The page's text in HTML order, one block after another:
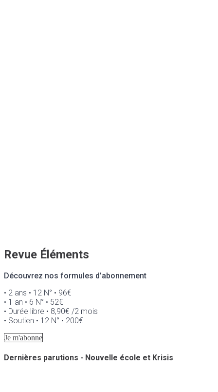
Revue Éléments
Découvrez nos formules d’abonnement
• 2 ans • 12 N° • 96€
• 1 an • 6 N° • 52€
• Durée libre • 8,90€ /2 mois
• Soutien • 12 N° • 200€
Je m'abonne
Dernières parutions - Nouvelle école et Krisis